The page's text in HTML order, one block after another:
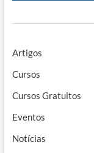
Artigos
Cursos
Cursos Gratuitos
Eventos
Notícias